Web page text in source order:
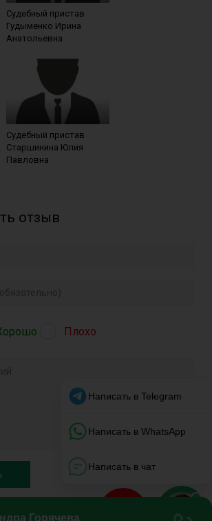
Судебный пристав
Гудыменко Ирина
Анатольевна
Судебный пристав
Старшинина Юлия
Павловна
отзыв
Плохо